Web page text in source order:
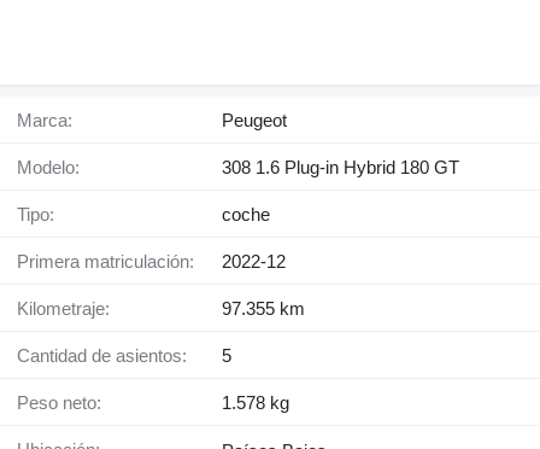
Marca: Peugeot
Modelo: 308 1.6 Plug-in Hybrid 180 GT
Tipo: coche
Primera matriculación: 2022-12
Kilometraje: 97.355 km
Cantidad de asientos: 5
Peso neto: 1.578 kg